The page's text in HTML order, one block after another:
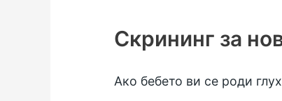
Скрининг за
Ако бебето ви се роди